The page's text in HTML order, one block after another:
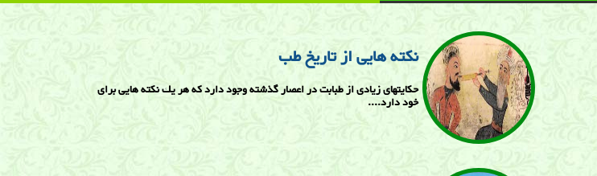
نكته هايی از تاريخ طب
حكايتهای زيادی از طبابت در اعصار گذشته وجود دارد كه هر يك نكته هايی برای
خود دارد....